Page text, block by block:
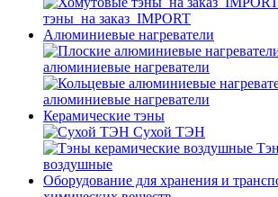
тэны_на заказ_IMPORT
Алюминиевые нагреватели
алюминиевые нагреватели
алюминиевые нагреватели
Керамические тэны
Сухой ТЭН
воздушные
Оборудование для хранения и